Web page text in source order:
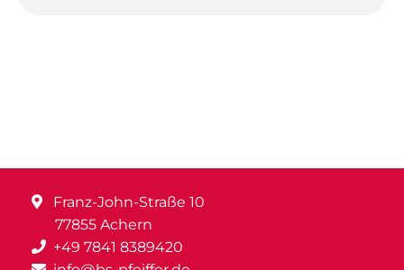
Franz-John-Straße 10
77855 Achern
+49 7841 8389420